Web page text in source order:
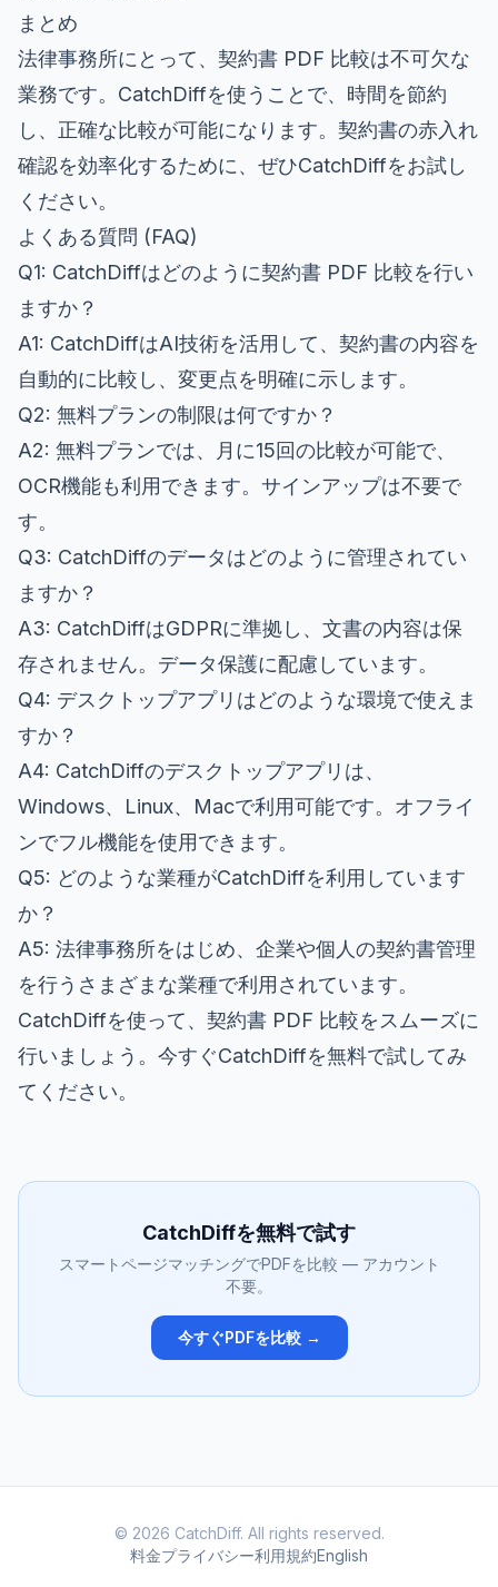
まとめ
法律事務所にとって、契約書 PDF 比較は不可欠な
業務です。CatchDiffを使うことで、時間を節約
し、正確な比較が可能になります。契約書の赤入れ
確認を効率化するために、ぜひCatchDiffをお試し
ください。
よくある質問 (FAQ)
Q1: CatchDiffはどのように契約書 PDF 比較を行い
ますか？
A1: CatchDiffはAI技術を活用して、契約書の内容を
自動的に比較し、変更点を明確に示します。
Q2: 無料プランの制限は何ですか？
A2: 無料プランでは、月に15回の比較が可能で、
OCR機能も利用できます。サインアップは不要で
す。
Q3: CatchDiffのデータはどのように管理されてい
ますか？
A3: CatchDiffはGDPRに準拠し、文書の内容は保
存されません。データ保護に配慮しています。
Q4: デスクトップアプリはどのような環境で使えま
すか？
A4: CatchDiffのデスクトップアプリは、
Windows、Linux、Macで利用可能です。オフライ
ンでフル機能を使用できます。
Q5: どのような業種がCatchDiffを利用しています
か？
A5: 法律事務所をはじめ、企業や個人の契約書管理
を行うさまざまな業種で利用されています。
CatchDiffを使って、契約書 PDF 比較をスムーズに
行いましょう。今すぐCatchDiffを無料で試してみ
てください。
CatchDiffを無料で試す
スマートページマッチングでPDFを比較 — アカウント
不要。
今すぐPDFを比較 →
© 2026 CatchDiff. All rights reserved.
料金プライバシー利用規約English